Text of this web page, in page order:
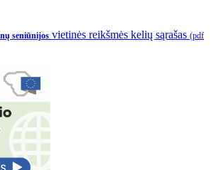
seniūnijos vietinės reikšmės kelių sąrašas (pdf